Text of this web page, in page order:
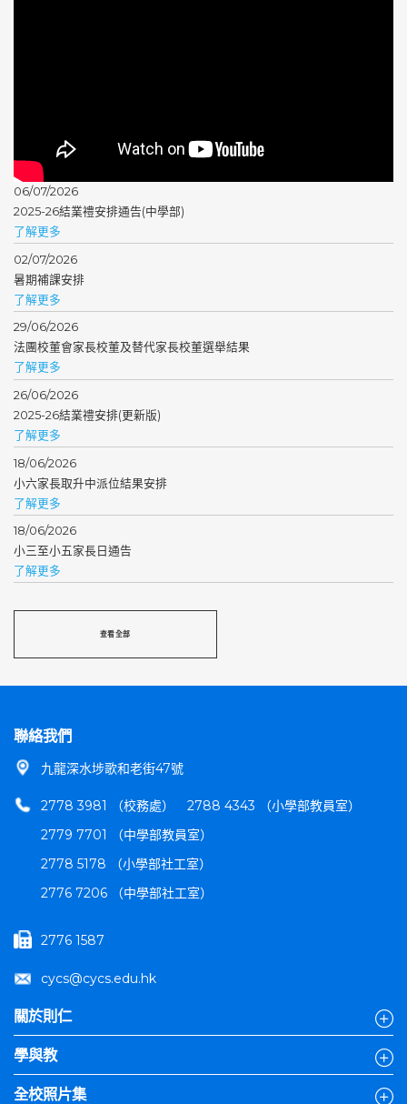
06/07/2026
2025-26結業禮安排通告(中學部)
了解更多
02/07/2026
暑期補課安排
了解更多
29/06/2026
法團校董會家長校董及替代家長校董選舉結果
了解更多
26/06/2026
2025-26結業禮安排(更新版)
了解更多
18/06/2026
小六家長取升中派位結果安排
了解更多
18/06/2026
小三至小五家長日通告
了解更多
查看全部
聯絡我們
九龍深水埗歌和老街47號
2778 3981 （校務處）
2788 4343 （小學部教員室）
2779 7701 （中學部教員室）
2778 5178 （小學部社工室）
2776 7206 （中學部社工室）
2776 1587
cycs@cycs.edu.hk
關於則仁
學與教
全校照片集